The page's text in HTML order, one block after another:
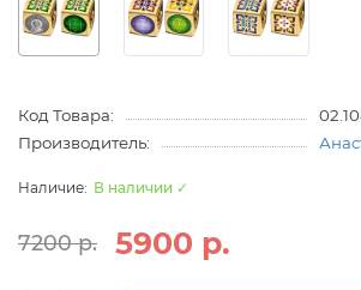
Код Товара:
Производитель:
В наличии ✓
7200 р. 5900 р.